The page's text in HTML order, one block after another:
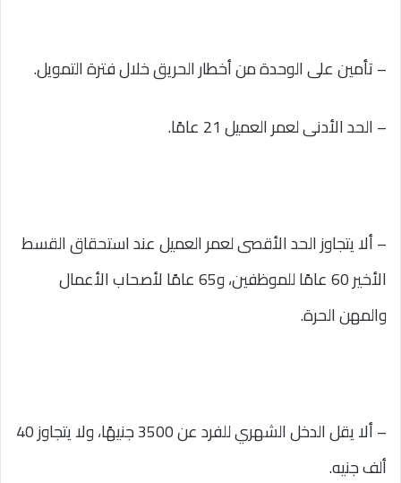
– تأمين على الوحدة من أخطار الحريق خلال فترة التمويل.
– الحد الأدنى لعمر العميل 21 عامًا.
– ألا يتجاوز الحد الأقصى لعمر العميل عند استحقاق القسط
الأخير 60 عامًا للموظفين، و65 عامًا لأصحاب الأعمال
والمهن الحرة.
– ألا يقل الدخل الشهري للفرد عن 3500 جنيهًا، ولا يتجاوز 40
ألف جنيه.